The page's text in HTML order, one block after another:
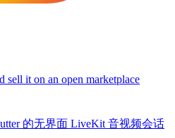
sell it on an open marketplace
的无界面 LiveKit 音视频会话